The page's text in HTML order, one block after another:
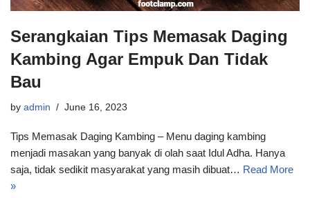
Serangkaian Tips Memasak Daging
Kambing Agar Empuk Dan Tidak
Bau
by admin June 16, 2023
Tips Memasak Daging Kambing – Menu daging kambing
menjadi masakan yang banyak di olah saat Idul Adha. Hanya
saja, tidak sedikit masyarakat yang masih dibuat… Read More
»